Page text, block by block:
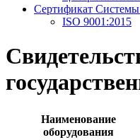
Сертификат Системы
ISO 9001:2015
Наименование
оборудования